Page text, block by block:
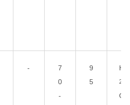
-
7
0
-
9
5
H
2
O